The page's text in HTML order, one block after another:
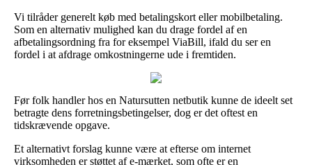
Vi tilråder generelt køb med betalingskort eller mobilbetaling.
Som en alternativ mulighed kan du drage fordel af en
afbetalingsordning fra for eksempel ViaBill, ifald du ser en
fordel i at afdrage omkostningerne ude i fremtiden.
Før folk handler hos en Natursutten netbutik kunne de ideelt set
betragte dens forretningsbetingelser, dog er det oftest en
tidskrævende opgave.
Et alternativt forslag kunne være at efterse om internet
virksomheden er støttet af e-mærket, som ofte er en